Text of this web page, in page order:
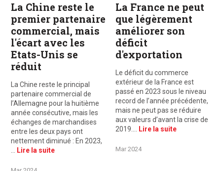
La Chine reste le
premier partenaire
commercial, mais
l'écart avec les
Etats-Unis se
réduit
La Chine reste le principal
partenaire commercial de
l’Allemagne pour la huitième
année consécutive, mais les
échanges de marchandises
entre les deux pays ont
nettement diminué : En 2023,
Lire la suite
La France ne peut
que légèrement
améliorer son
déficit
d'exportation
Le déficit du commerce
extérieur de la France est
passé en 2023 sous le niveau
record de l’année précédente,
mais ne peut pas se réduire
aux valeurs d’avant la crise de
2019.…
Lire la suite
Mar 2024